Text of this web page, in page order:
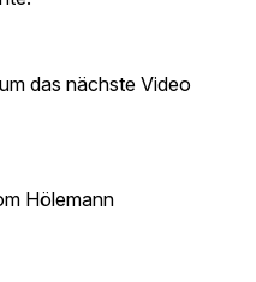
das nächste Video
Hölemann